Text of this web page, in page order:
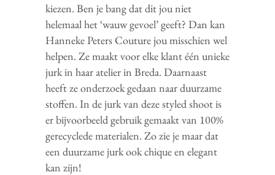
kiezen. Ben je bang dat dit jou niet
helemaal het ‘wauw gevoel’ geeft? Dan kan
Hanneke Peters Couture jou misschien wel
helpen. Ze maakt voor elke klant één unieke
jurk in haar atelier in Breda. Daarnaast
heeft ze onderzoek gedaan naar duurzame
stoffen. In de jurk van deze styled shoot is
er bijvoorbeeld gebruik gemaakt van 100%
gerecyclede materialen. Zo zie je maar dat
een duurzame jurk ook chique en elegant
kan zijn!